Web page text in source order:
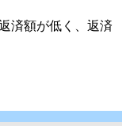
済額が低く、返済